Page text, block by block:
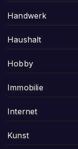
Handwerk
Haushalt
Hobby
Immobilie
Internet
Kunst